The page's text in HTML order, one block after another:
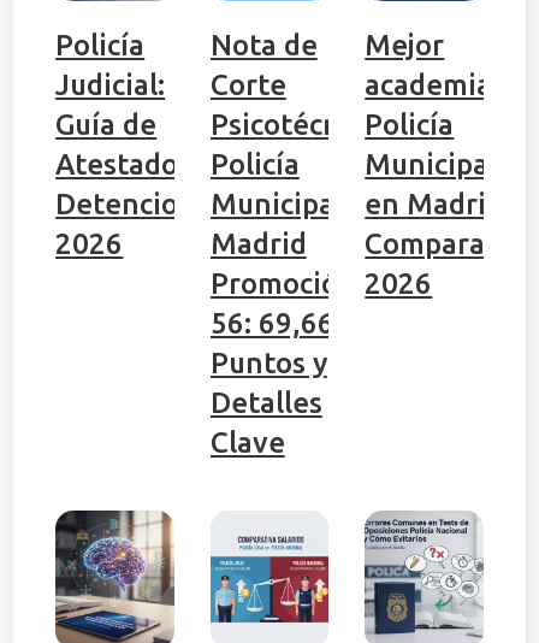
Policía
Judicial:
Guía de
Atestados y
Detenciones
2026
Nota de
Corte
Psicotécnicos
Policía
Municipal
Madrid
Promoción
56: 69,66
Puntos y
Detalles
Clave
Mejor
academia de
Policía
Municipal
en Madrid:
Comparativa
2026